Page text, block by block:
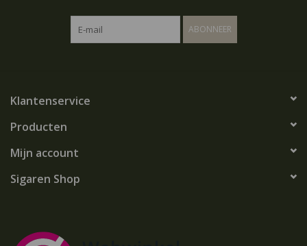
ABONNEER
Klantenservice
Producten
Mijn account
Sigaren Shop